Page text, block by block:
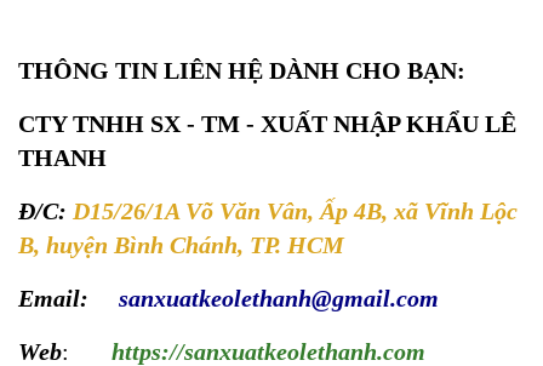
THÔNG TIN LIÊN HỆ DÀNH CHO BẠN:
CTY TNHH SX - TM - XUẤT NHẬP KHẨU LÊ
THANH
Đ/C: D15/26/1A Võ Văn Vân, Ấp 4B, xã Vĩnh Lộc
B, huyện Bình Chánh, TP. HCM
Email: sanxuatkeolethanh@gmail.com
Web: https://sanxuatkeolethanh.com